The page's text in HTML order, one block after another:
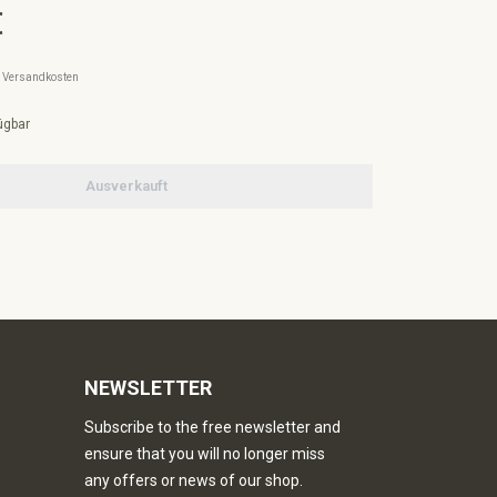
Ausverkauft
NEWSLETTER
Subscribe to the free newsletter and
ensure that you will no longer miss
any offers or news of our shop.